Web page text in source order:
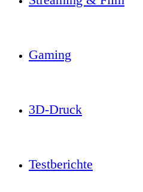
Gaming
3D-Druck
Testberichte